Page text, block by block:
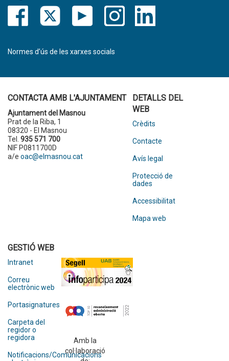
Normes d’ús de les xarxes socials
CONTACTA AMB L'AJUNTAMENT
Ajuntament del Masnou
Prat de la Riba, 1
08320 - El Masnou
Tel. 935 571 700
NIF P0811700D
a/e oac@elmasnou.cat
DETALLS DEL
WEB
Crèdits
Contacte
Avís legal
Protecció de
dades
Accessibilitat
Mapa web
GESTIÓ WEB
Intranet
Correu
electrònic web
Portasignatures
Carpeta del
regidor o
regidora
Notificacions/Comunicacions
Amb la
col·laboració